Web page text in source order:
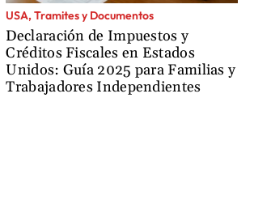
Declaración de Impuestos y
Créditos Fiscales en Estados
Unidos: Guía 2025 para Familias y
Trabajadores Independientes
USA, Tramites y Documentos